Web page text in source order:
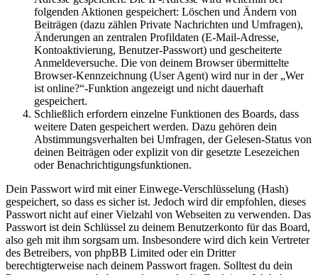
folgenden Aktionen gespeichert: Löschen und Ändern von
Beiträgen (dazu zählen Private Nachrichten und Umfragen),
Änderungen an zentralen Profildaten (E-Mail-Adresse,
Kontoaktivierung, Benutzer-Passwort) und gescheiterte
Anmeldeversuche. Die von deinem Browser übermittelte
Browser-Kennzeichnung (User Agent) wird nur in der „Wer
ist online?“-Funktion angezeigt und nicht dauerhaft
gespeichert.
Schließlich erfordern einzelne Funktionen des Boards, dass
weitere Daten gespeichert werden. Dazu gehören dein
Abstimmungsverhalten bei Umfragen, der Gelesen-Status von
deinen Beiträgen oder explizit von dir gesetzte Lesezeichen
oder Benachrichtigungsfunktionen.
Dein Passwort wird mit einer Einwege-Verschlüsselung (Hash)
gespeichert, so dass es sicher ist. Jedoch wird dir empfohlen, dieses
Passwort nicht auf einer Vielzahl von Webseiten zu verwenden. Das
Passwort ist dein Schlüssel zu deinem Benutzerkonto für das Board,
also geh mit ihm sorgsam um. Insbesondere wird dich kein Vertreter
des Betreibers, von phpBB Limited oder ein Dritter
berechtigterweise nach deinem Passwort fragen. Solltest du dein